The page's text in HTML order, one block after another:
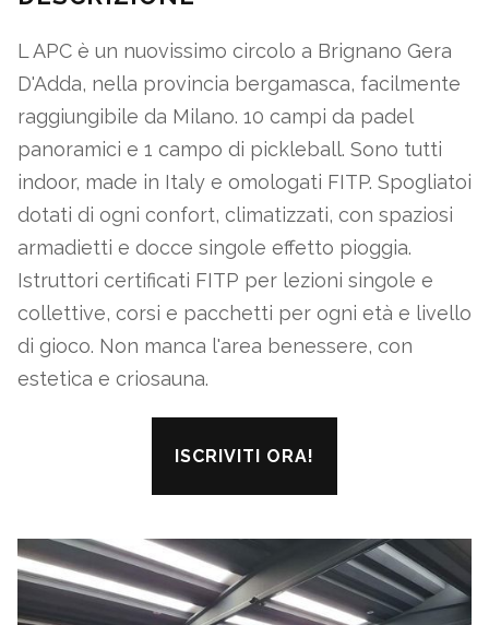
L APC è un nuovissimo circolo a Brignano Gera
D'Adda, nella provincia bergamasca, facilmente
raggiungibile da Milano. 10 campi da padel
panoramici e 1 campo di pickleball. Sono tutti
indoor, made in Italy e omologati FITP. Spogliatoi
dotati di ogni confort, climatizzati, con spaziosi
armadietti e docce singole effetto pioggia.
Istruttori certificati FITP per lezioni singole e
collettive, corsi e pacchetti per ogni età e livello
di gioco. Non manca l'area benessere, con
estetica e criosauna.
ISCRIVITI ORA!